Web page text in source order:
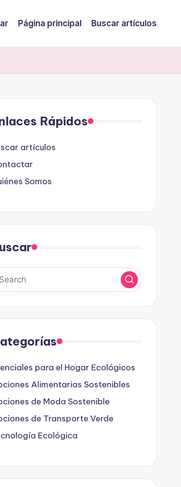
Página principal Buscar artículos
Rápidos
artículos
Somos
para el Hogar Ecológicos
Alimentarias Sostenibles
de Moda Sostenible
de Transporte Verde
Ecológica